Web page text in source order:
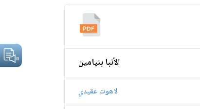
الأنبا بنيامين
لاهوت عقيدي